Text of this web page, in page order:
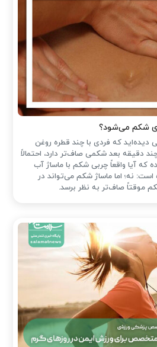
شکم می‌شود؟
دیده‌اید که فردی با چند قطره روغن
دقیقه بعد شکمی صاف‌تر دارد، احتمالاً
که آیا واقعاً چربی شکم با ماساژ آب
نه؛ اما ماساژ شکم می‌تواند در
موقتاً صاف‌تر به نظر برسد.